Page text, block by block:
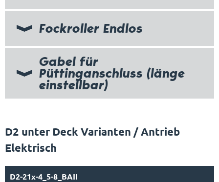
Fockroller Endlos
Gabel für
Püttinganschluss (länge
einstellbar)
D2 unter Deck Varianten / Antrieb
Elektrisch
D2-21x-4_5-8_BAII